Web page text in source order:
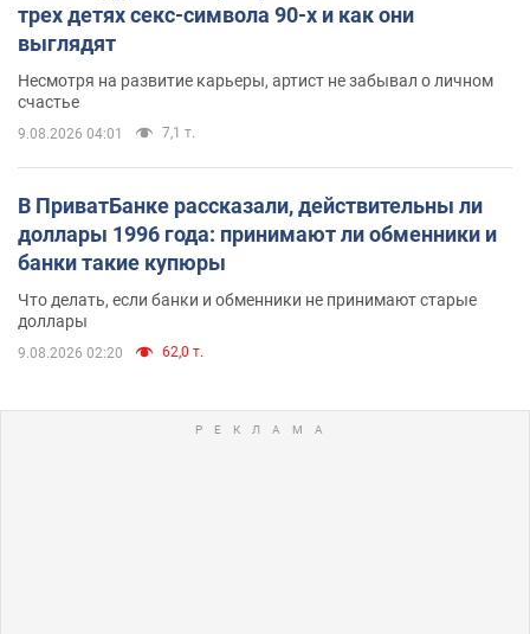
трех детях секс-символа 90-х и как они
выглядят
Несмотря на развитие карьеры, артист не забывал о личном
счастье
9.08.2026 04:01 7,1 т.
В ПриватБанке рассказали, действительны ли
доллары 1996 года: принимают ли обменники и
банки такие купюры
Что делать, если банки и обменники не принимают старые
доллары
9.08.2026 02:20 62,0 т.